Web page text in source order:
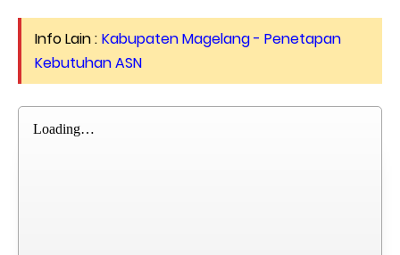
Info Lain : Kabupaten Magelang - Penetapan
Kebutuhan ASN